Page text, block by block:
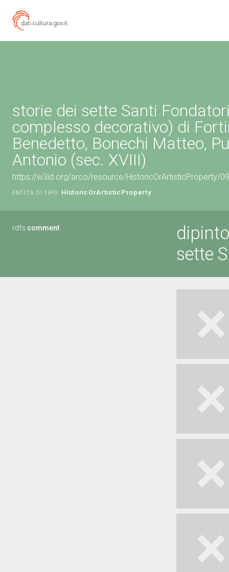
storie dei sette Santi
complesso decorativo) di
Benedetto, Bonechi Matteo,
Antonio (sec. XVIII)
https://w3id.org/arco/resource/HistoricOrArtisticProperty/
ENTITÀ DI TIPO: HistoricOrArtisticProperty
rdfs:comment
sette